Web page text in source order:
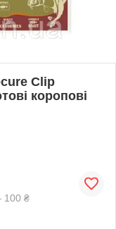
Clip
коропові
100 ₴